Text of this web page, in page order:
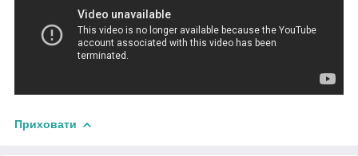
Приховати